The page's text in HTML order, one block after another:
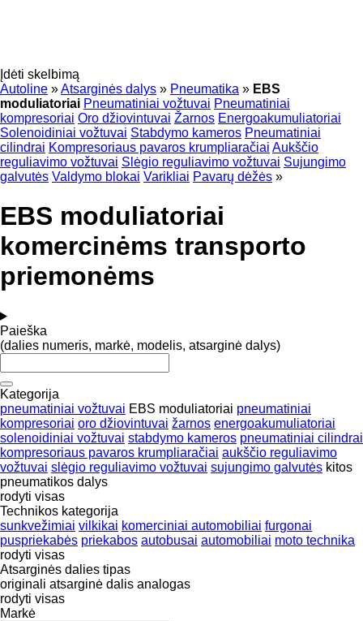
Įdėti skelbimą
Autoline »Atsarginės dalys » Pneumatika » EBS
moduliatoriai Pneumatiniai vožtuvai Pneumatiniai
kompresoriai Oro džiovintuvai Žarnos Energoakumuliatoriai
Solenoidiniai vožtuvai Stabdymo kameros Pneumatiniai
cilindrai Kompresoriaus pavaros krumpliaračiai Aukščio
reguliavimo vožtuvai Slėgio reguliavimo vožtuvai Sujungimo
galvutės Valdymo blokai Varikliai Pavarų dėžės »
EBS moduliatoriai
komercinėms transporto
priemonėms
Paieška
(dalies numeris, markė, modelis, atsarginė dalys)
Kategorija
pneumatiniai vožtuvai EBS moduliatoriai pneumatiniai
kompresoriai oro džiovintuvai žarnos energoakumuliatoriai
solenoidiniai vožtuvai stabdymo kameros pneumatiniai cilindrai
kompresoriaus pavaros krumpliaračiai aukščio reguliavimo
vožtuvai slėgio reguliavimo vožtuvai sujungimo galvutės kitos
pneumatikos dalys
rodyti visas
Technikos kategorija
sunkvežimiai vilkikai komerciniai automobiliai furgonai
puspriekabės priekabos autobusai automobiliai moto technika
rodyti visas
Atsarginės dalies tipas
originali atsarginė dalis analogas
rodyti visas
Markė